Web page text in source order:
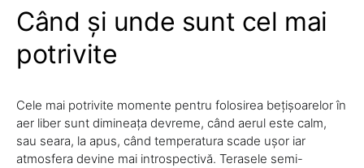
Când și unde sunt cel mai
potrivite
Cele mai potrivite momente pentru folosirea bețișoarelor în
aer liber sunt dimineața devreme, când aerul este calm,
sau seara, la apus, când temperatura scade ușor iar
atmosfera devine mai introspectivă. Terasele semi-